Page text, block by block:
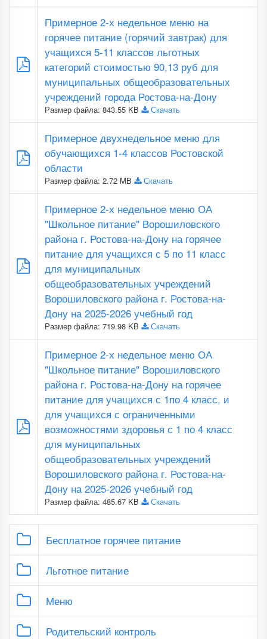
Примерное 2-х недельное меню на
горячее питание (горячий завтрак) для
учащихся 5-11 классов льготных
категорий стоимостью 90,13 руб для
муниципальных общеобразовательных
учреждений города Ростова-на-Дону
Размер файла: 843.55 KB Скачать
Примерное двухнедельное меню для
обучающихся 1-4 классов Ростовской
области
Размер файла: 2.72 MB Скачать
Примерное 2-х недельное меню ОА
"Школьное питание" Ворошиловского
района г. Ростова-на-Дону на горячее
питание для учащихся с 5 по 11 класс
для муниципальных
общеобразовательных учреждений
Ворошиловского района г. Ростова-на-
Дону на 2025-2026 учебный год
Размер файла: 719.98 KB Скачать
Примерное 2-х недельное меню ОА
"Школьное питание" Ворошиловского
района г. Ростова-на-Дону на горячее
питание для учащихся с 1по 4 класс, и
для учащихся с ограниченными
возможностями здоровья с 1 по 4 класс
для муниципальных
общеобразовательных учреждений
Ворошиловского района г. Ростова-на-
Дону на 2025-2026 учебный год
Размер файла: 485.67 KB Скачать
Бесплатное горячее питание
Льготное питание
Меню
Родительский контроль